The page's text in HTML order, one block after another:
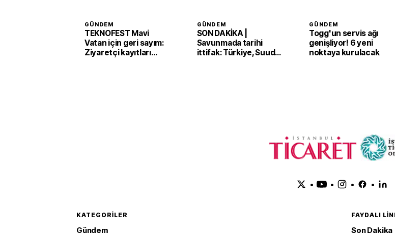
GÜNDEM
TEKNOFEST Mavi
Vatan için geri sayım:
Ziyaretçi kayıtları
GÜNDEM
SON DAKİKA |
Savunmada tarihi
ittifak: Türkiye, Suudi
GÜNDEM
Togg'un servis ağı
genişliyor! 6 yeni
noktaya kurulacak
• • • •
KATEGORILER
Gündem
FAYDALI
Son Dakika